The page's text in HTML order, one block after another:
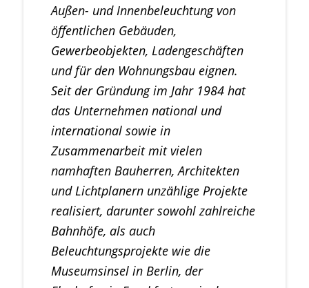
Außen- und Innenbeleuchtung von
öffentlichen Gebäuden,
Gewerbeobjekten, Ladengeschäften
und für den Wohnungsbau eignen.
Seit der Gründung im Jahr 1984 hat
das Unternehmen national und
international sowie in
Zusammenarbeit mit vielen
namhaften Bauherren, Architekten
und Lichtplanern unzählige Projekte
realisiert, darunter sowohl zahlreiche
Bahnhöfe, als auch
Beleuchtungsprojekte wie die
Museumsinsel in Berlin, der